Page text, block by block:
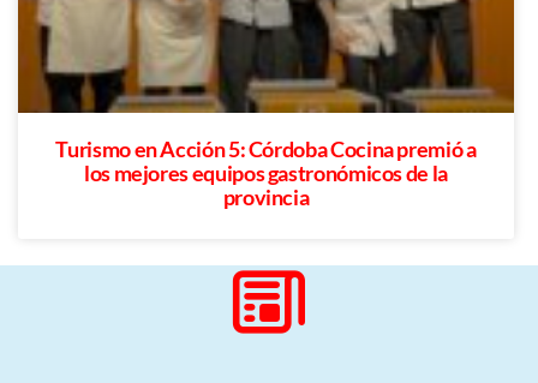
Turismo en Acción 5: Córdoba Cocina premió a
los mejores equipos gastronómicos de la
provincia